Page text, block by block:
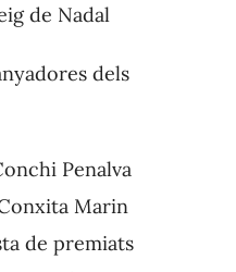
de Nadal
dels
Penalva
Marin
de premiats